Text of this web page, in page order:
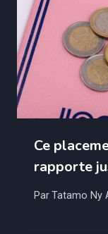
Ce
rapporte
ParTatamo Ny